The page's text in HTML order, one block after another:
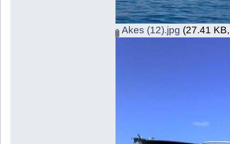
Akes (12).jpg (27.41